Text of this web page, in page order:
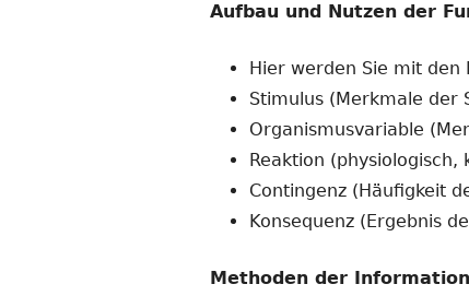
Aufbau und Nutzen der
Hier werden Sie mit den
Stimulus (Merkmale der
Organismusvariable
Reaktion
Contingenz (Häufigkeit
Konsequenz (Ergebnis
Methoden der